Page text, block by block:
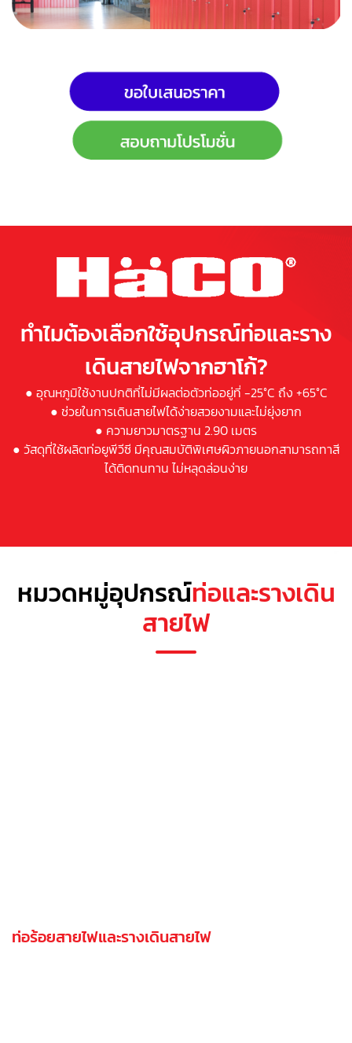
ทำไมต้องเลือกใช้อุปกรณ์ท่อและราง
เดินสายไฟจากฮาโก้?
● อุณหภูมิใช้งานปกติที่ไม่มีผลต่อตัวท่ออยู่ที่ -25°C ถึง +65°C
● ช่วยในการเดินสายไฟได้ง่ายสวยงามและไม่ยุ่งยาก
● ความยาวมาตรฐาน 2.90 เมตร
● วัสดุที่ใช้ผลิตท่อยูพีวีซี มีคุณสมบัติพิเศษผิวภายนอกสามารถทาสี
ได้ติดทนทาน ไม่หลุดล่อนง่าย
หมวดหมู่อุปกรณ์ท่อและรางเดิน
สายไฟ
ท่อร้อยสายไฟและรางเดินสายไฟ